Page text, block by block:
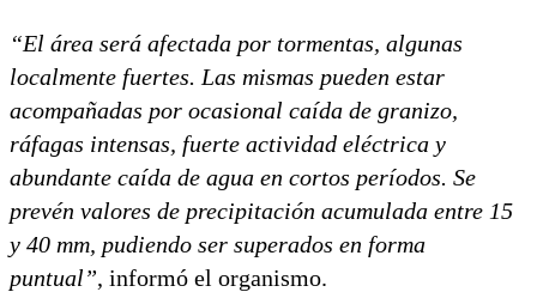
“El área será afectada por tormentas, algunas
localmente fuertes. Las mismas pueden estar
acompañadas por ocasional caída de granizo,
ráfagas intensas, fuerte actividad eléctrica y
abundante caída de agua en cortos períodos. Se
prevén valores de precipitación acumulada entre 15
y 40 mm, pudiendo ser superados en forma
puntual”, informó el organismo.